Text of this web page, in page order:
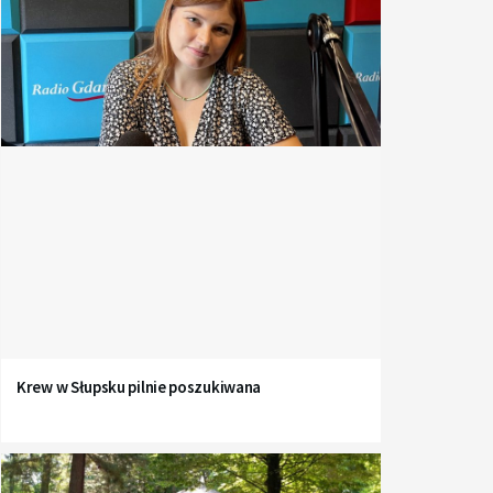
Krew w Słupsku pilnie poszukiwana